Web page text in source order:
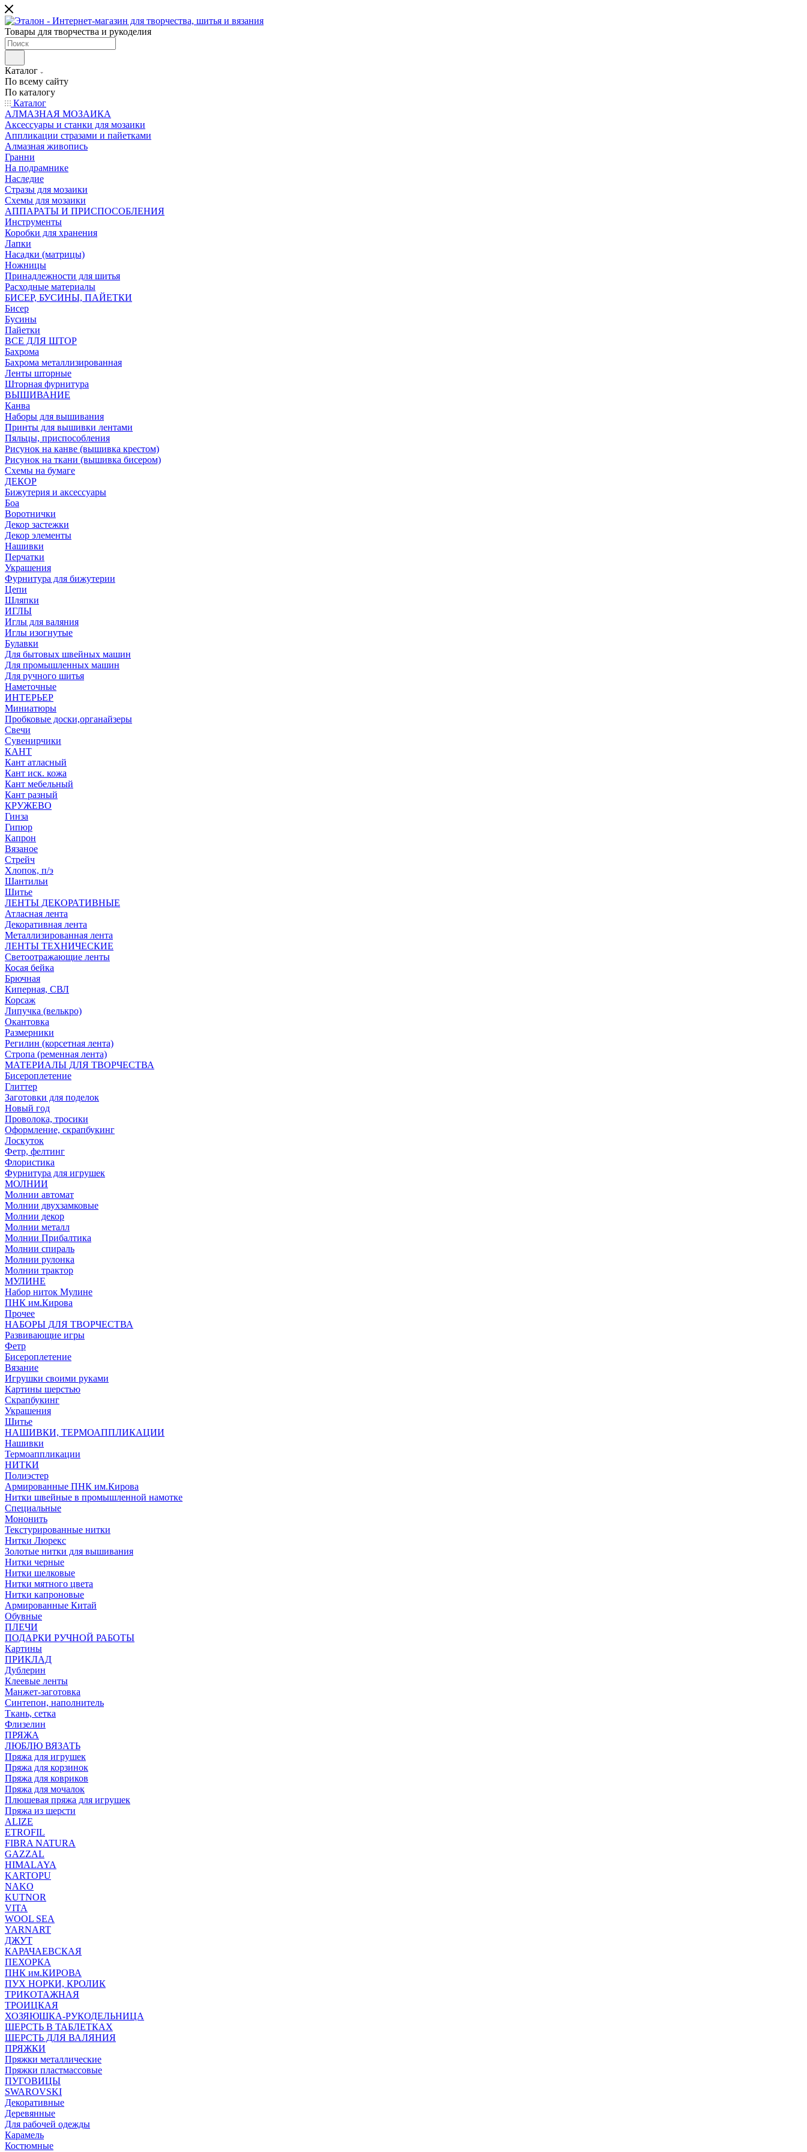
Товары для творчества и рукоделия
Каталог
По всему сайту
По каталогу
Каталог
АЛМАЗНАЯ МОЗАИКА
Аксессуары и станки для мозаики
Аппликации стразами и пайетками
Алмазная живопись
Гранни
На подрамнике
Наследие
Стразы для мозаики
Схемы для мозаики
АППАРАТЫ И ПРИСПОСОБЛЕНИЯ
Инструменты
Коробки для хранения
Лапки
Насадки (матрицы)
Ножницы
Принадлежности для шитья
Расходные материалы
БИСЕР, БУСИНЫ, ПАЙЕТКИ
Бисер
Бусины
Пайетки
ВСЕ ДЛЯ ШТОР
Бахрома
Бахрома металлизированная
Ленты шторные
Шторная фурнитура
ВЫШИВАНИЕ
Канва
Наборы для вышивания
Принты для вышивки лентами
Пяльцы, приспособления
Рисунок на канве (вышивка крестом)
Рисунок на ткани (вышивка бисером)
Схемы на бумаге
ДЕКОР
Бижутерия и аксессуары
Боа
Воротнички
Декор застежки
Декор элементы
Нашивки
Перчатки
Украшения
Фурнитура для бижутерии
Цепи
Шляпки
ИГЛЫ
Иглы для валяния
Иглы изогнутые
Булавки
Для бытовых швейных машин
Для промышленных машин
Для ручного шитья
Наметочные
ИНТЕРЬЕР
Миниатюры
Пробковые доски,органайзеры
Свечи
Сувенирчики
КАНТ
Кант атласный
Кант иск. кожа
Кант мебельный
Кант разный
КРУЖЕВО
Гинза
Гипюр
Капрон
Вязаное
Стрейч
Хлопок, п/э
Шантильи
Шитье
ЛЕНТЫ ДЕКОРАТИВНЫЕ
Атласная лента
Декоративная лента
Металлизированная лента
ЛЕНТЫ ТЕХНИЧЕСКИЕ
Светоотражающие ленты
Косая бейка
Брючная
Киперная, СВЛ
Корсаж
Липучка (велькро)
Окантовка
Размерники
Регилин (корсетная лента)
Стропа (ременная лента)
МАТЕРИАЛЫ ДЛЯ ТВОРЧЕСТВА
Бисероплетение
Глиттер
Заготовки для поделок
Новый год
Проволока, тросики
Оформление, скрапбукинг
Лоскуток
Фетр, фелтинг
Флористика
Фурнитура для игрушек
МОЛНИИ
Молнии автомат
Молнии двухзамковые
Молнии декор
Молнии металл
Молнии Прибалтика
Молнии спираль
Молнии рулонка
Молнии трактор
МУЛИНЕ
Набор ниток Мулине
ПНК им.Кирова
Прочее
НАБОРЫ ДЛЯ ТВОРЧЕСТВА
Развивающие игры
Фетр
Бисероплетение
Вязание
Игрушки своими руками
Картины шерстью
Скрапбукинг
Украшения
Шитье
НАШИВКИ, ТЕРМОАППЛИКАЦИИ
Нашивки
Термоаппликации
НИТКИ
Полиэстер
Армированные ПНК им.Кирова
Нитки швейные в промышленной намотке
Специальные
Мононить
Текстурированные нитки
Нитки Люрекс
Золотые нитки для вышивания
Нитки черные
Нитки шелковые
Нитки мятного цвета
Нитки капроновые
Армированные Китай
Обувные
ПЛЕЧИ
ПОДАРКИ РУЧНОЙ РАБОТЫ
Картины
ПРИКЛАД
Дублерин
Клеевые ленты
Манжет-заготовка
Синтепон, наполнитель
Ткань, сетка
Флизелин
ПРЯЖА
ЛЮБЛЮ ВЯЗАТЬ
Пряжа для игрушек
Пряжа для корзинок
Пряжа для ковриков
Пряжа для мочалок
Плюшевая пряжа для игрушек
Пряжа из шерсти
ALIZE
ETROFIL
FIBRA NATURA
GAZZAL
HIMALAYA
KARTOPU
NAKO
KUTNOR
VITA
WOOL SEA
YARNART
ДЖУТ
КАРАЧАЕВСКАЯ
ПЕХОРКА
ПНК им.КИРОВА
ПУХ НОРКИ, КРОЛИК
ТРИКОТАЖНАЯ
ТРОИЦКАЯ
ХОЗЯЮШКА-РУКОДЕЛЬНИЦА
ШЕРСТЬ В ТАБЛЕТКАХ
ШЕРСТЬ ДЛЯ ВАЛЯНИЯ
ПРЯЖКИ
Пряжки металлические
Пряжки пластмассовые
ПУГОВИЦЫ
SWAROVSKI
Декоративные
Деревянные
Для рабочей одежды
Карамель
Костюмные